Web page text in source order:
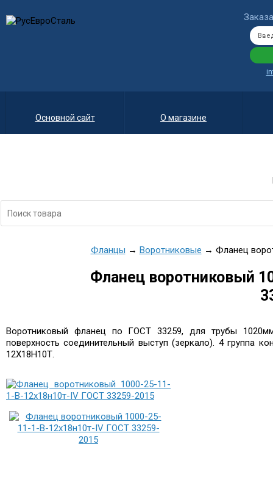
Основной сайт О магазине
Фланцы → Воротниковые → Фланец
Фланец воротниковый
Воротниковый фланец по ГОСТ 33259, для трубы
поверхность соединительный выступ (зеркало). 4 группа
12Х18Н10Т.